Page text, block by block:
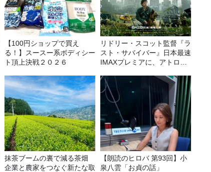
【100円ショップで買え
る！】スースー系ボディシー
ト頂上決戦２０２６
リドリー・スコット監督『ラ
スト・サバイバー』日本最速
IMAXプレミアに、アトロク
抹茶ブームの裏で減る茶畑
企業と農家をつなぐ新たな取
【朗読のヒロバ 第93回】小
泉八雲「お貞の話」